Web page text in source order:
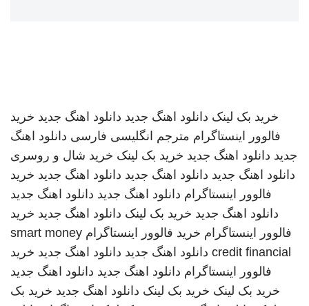
خرید بک لینک دانلود اهنگ جدید دانلود اهنگ جدید خرید
فالوور اینستاگرام مترجم انگلیسی فارسی دانلود اهنگ
جدید دانلود اهنگ جدید خرید بک لینک خرید شال و روسری
دانلود اهنگ جدید دانلود اهنگ جدید دانلود اهنگ جدید خرید
فالوور اینستاگرام دانلود اهنگ جدید دانلود اهنگ جدید
دانلود اهنگ جدید خرید بک لینک دانلود اهنگ جدید خرید
فالوور اینستاگرام خرید فالوور اینستاگرام smart money
credit financial دانلود اهنگ جدید دانلود اهنگ جدید خرید
فالوور اینستاگرام دانلود اهنگ جدید دانلود اهنگ جدید
خرید بک لینک خرید بک لینک دانلود اهنگ جدید خرید بک